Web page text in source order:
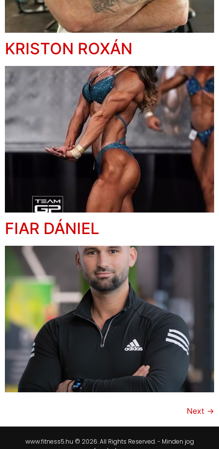
KRISTON ROXÁN
FIAR DÁNIEL
Next →
www.fitness5.hu © 2026. All Rights Reserved. - Minden jog